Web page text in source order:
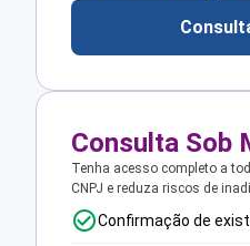
Consulta Sob
Tenha acesso completo a
CNPJ e reduza riscos de
Confirmação de